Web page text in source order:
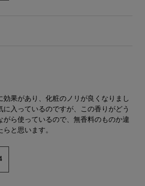
効果があり、化粧のノリが良くなりまし
に入っているのですが、この香りがどう
がら使っているので、無香料のものか違
と思います。